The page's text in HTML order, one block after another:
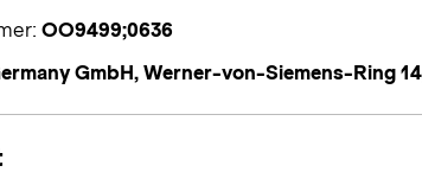
OO9499;0636
GmbH, Werner-von-Siemens-Ring